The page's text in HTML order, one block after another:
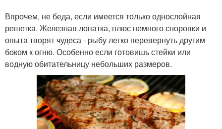
Впрочем, не беда, если имеется только однослойная
решетка. Железная лопатка, плюс немного сноровки и
опыта творят чудеса - рыбу легко перевернуть другим
боком к огню. Особенно если готовишь стейки или
водную обитательницу небольших размеров.